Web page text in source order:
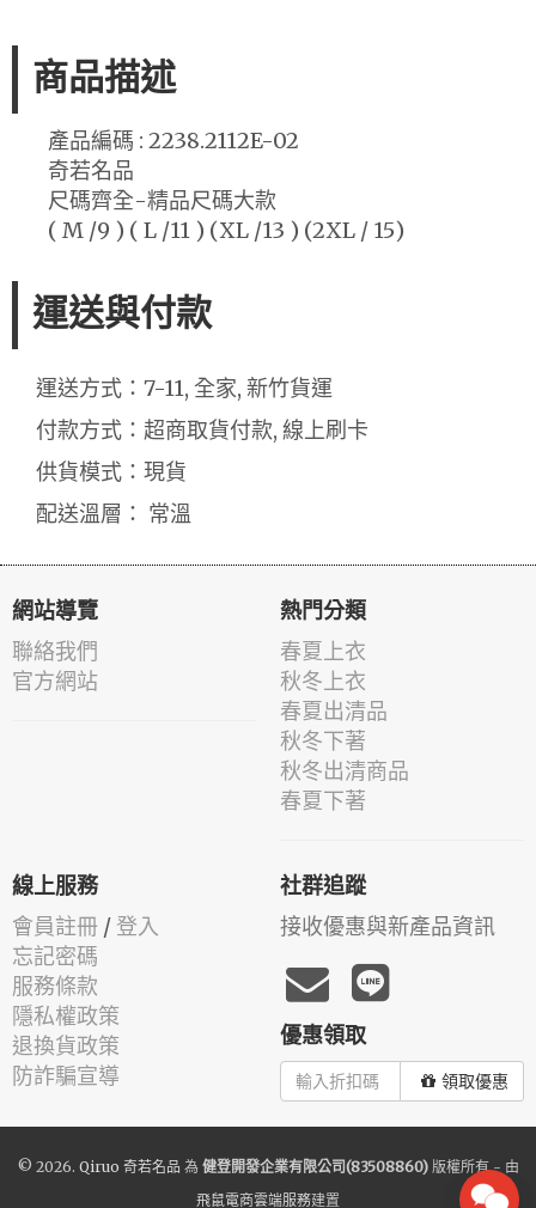
商品描述
產品編碼 : 2238.2112E-02
奇若名品
尺碼齊全-精品尺碼大款
( M /9 ) ( L /11 ) (XL /13 ) (2XL / 15)
運送與付款
運送方式：7-11, 全家, 新竹貨運
付款方式：超商取貨付款, 線上刷卡
供貨模式：現貨
配送溫層： 常溫
網站導覽
聯絡我們
官方網站
熱門分類
春夏上衣
秋冬上衣
春夏出清品
秋冬下著
秋冬出清商品
春夏下著
線上服務
會員註冊 / 登入
忘記密碼
服務條款
隱私權政策
退換貨政策
防詐騙宣導
社群追蹤
接收優惠與新產品資訊
優惠領取
領取優惠
© 2026. Qiruo 奇若名品 為 健登開發企業有限公司(83508860)版權所有 - 由
飛鼠電商雲端服務建置